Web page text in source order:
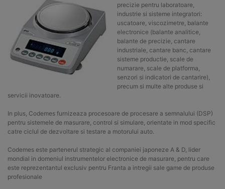
precizie pentru laboratoare,
industrie si sisteme integratori:
uscatoare, viscozimetre, balante
electronice (balante analitice,
balante de precizie, cantare
industriale, cantare banc, cantare
sisteme productie, scale de
numarare, scale de platforma,
senzori si indicatori de cantarire),
precum si multe alte produse si
servicii inovatoare.
In plus, Codemes furnizeaza procesoare de procesare a semnalului (DSP)
pentru sistemele de masurare, control si simulare, orientate in mod specific
catre ciclul de dezvoltare si testare a motorului auto.
Codemes este partenerul strategic al companiei japoneze A & D, lider
mondial in domeniul instrumentelor electronice de masurare, pentru care
este reprezentantul exclusiv pentru Franta a intregii sale game de produse
profesionale